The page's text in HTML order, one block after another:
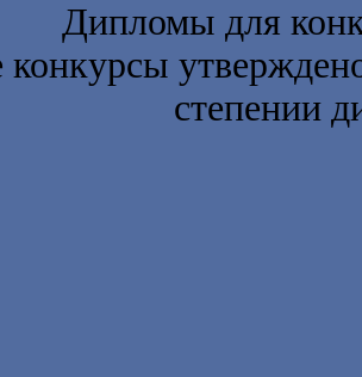
Дипломы для
конкурсы
степении